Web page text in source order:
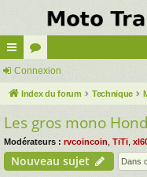
cc
ès
ra
pi
de
or
u
m
s
Connexion
Index du forum Technique
Les gros mono
Modérateurs : rvcoincoin TiTi
Nouveau sujet